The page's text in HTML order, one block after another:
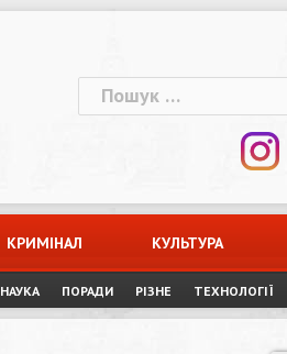
Пошук:
КРИМІНАЛ КУЛЬТУРА
НАУКА ПОРАДИ РІЗНЕ ТЕХНОЛОГІЇ